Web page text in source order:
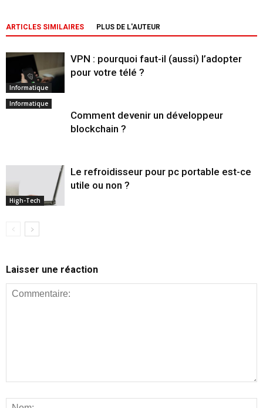
ARTICLES SIMILAIRES PLUS DE L'AUTEUR
Informatique
VPN : pourquoi faut-il (aussi) l’adopter
pour votre télé ?
Informatique
Comment devenir un développeur
blockchain ?
High-Tech
Le refroidisseur pour pc portable est-ce
utile ou non ?
Laisser une réaction